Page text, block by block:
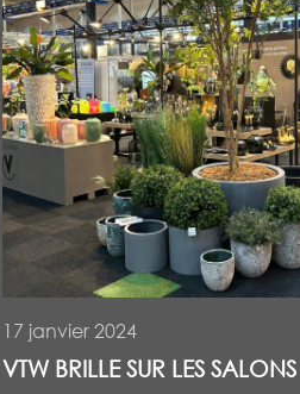
17 janvier 2024
VTW BRILLE SUR LES